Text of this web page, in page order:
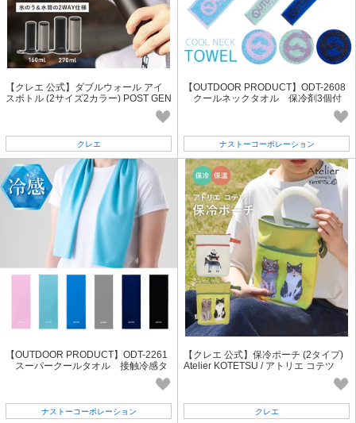
【クレエ 公式】ダブルウォール アイ
スボトル (2サイズ2カラー) POST GEN
クレエ
【OUTDOOR PRODUCT】ODT-2608
クールネックタオル 保冷剤3個付
ナストーコーポレーション
【OUTDOOR PRODUCT】ODT-2261
スーパークールタオル 接触冷感タ
ナストーコーポレーション
【クレエ 公式】保冷ポーチ (2タイプ)
Atelier KOTETSU / アトリエ コテツ
クレエ